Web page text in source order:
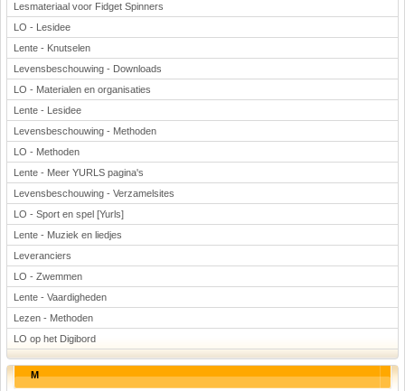
Lesmateriaal voor Fidget Spinners
LO - Lesidee
Lente - Knutselen
Levensbeschouwing - Downloads
LO - Materialen en organisaties
Lente - Lesidee
Levensbeschouwing - Methoden
LO - Methoden
Lente - Meer YURLS pagina's
Levensbeschouwing - Verzamelsites
LO - Sport en spel [Yurls]
Lente - Muziek en liedjes
Leveranciers
LO - Zwemmen
Lente - Vaardigheden
Lezen - Methoden
LO op het Digibord
M